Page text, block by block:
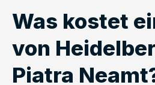
Was kostet
von
Piatra